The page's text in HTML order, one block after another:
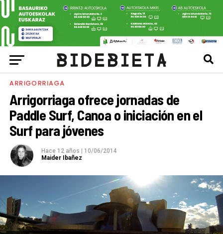
ARRIGORRIAGA
Arrigorriaga ofrece jornadas de
Paddle Surf, Canoa o iniciación en el
Surf para jóvenes
Hace 12 años
10/06/2014
Maider Ibañez